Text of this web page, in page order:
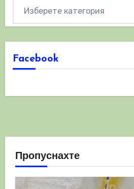
Facebook
Пропуснахте